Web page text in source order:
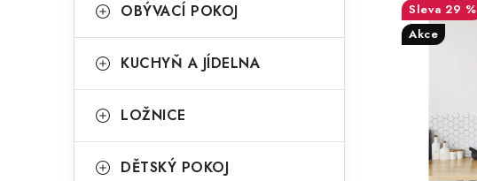
o
t
r
kategorie
a
e
o
OBÝVACÍ POKOJ
KUCHYŇ A JÍDELNA
LOŽNICE
DĚTSKÝ POKOJ
29 %
Akce